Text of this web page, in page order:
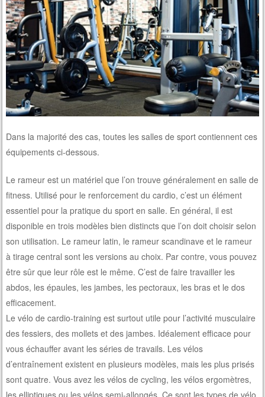
Dans la majorité des cas, toutes les salles de sport contiennent ces
équipements ci-dessous.
Le rameur est un matériel que l’on trouve généralement en salle de
fitness. Utilisé pour le renforcement du cardio, c’est un élément
essentiel pour la pratique du sport en salle. En général, il est
disponible en trois modèles bien distincts que l’on doit choisir selon
son utilisation. Le rameur latin, le rameur scandinave et le rameur
à tirage central sont les versions au choix. Par contre, vous pouvez
être sûr que leur rôle est le même. C’est de faire travailler les
abdos, les épaules, les jambes, les pectoraux, les bras et le dos
efficacement.
Le vélo de cardio-training est surtout utile pour l’activité musculaire
des fessiers, des mollets et des jambes. Idéalement efficace pour
vous échauffer avant les séries de travails. Les vélos
d’entraînement existent en plusieurs modèles, mais les plus prisés
sont quatre. Vous avez les vélos de cycling, les vélos ergomètres,